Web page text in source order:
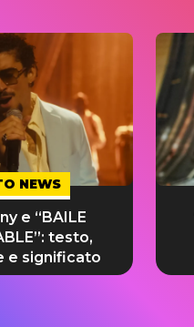
NEWS
e “BAILE
testo,
e significato